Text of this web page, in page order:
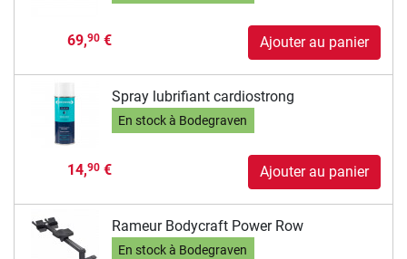
69,90€ Ajouter au panier
Spray lubrifiant cardiostrong
En stock à Bodegraven
14,90€ Ajouter au panier
Rameur Bodycraft Power Row
En stock à Bodegraven